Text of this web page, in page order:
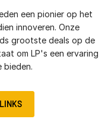
een pionier op het
innoveren. Onze
grootste deals op de
om LP's een ervaring
bieden.